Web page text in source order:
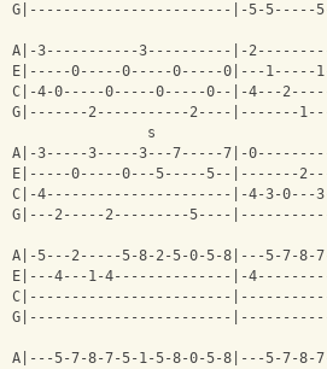
G|------------------------|-5-5-----
A|-3-----------3----------|-2---------
E|-----0-----0-----0-----0|---1-----
C|-4-0-----0-----0-----0--|-4---
G|-------2-----------2----|-------
A|-3-----3-----3---7-----7|-
E|-----0-----0---5-----5--|-------
C|-4----------------------|-4-3-0---
G|---2-----2---------5----
A|-5---2-----5-8-2-5-0-5-8|---5-7-8-
E|---4---1-4--------------|-
C|------------------------
G|------------------------
A|---5-7-8-7-5-1-5-8-0-5-8|---5-7-8-